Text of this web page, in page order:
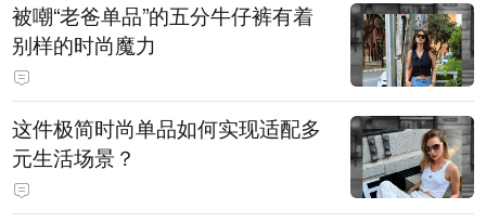
被嘲“老爸单品”的五分牛仔裤有着
别样的时尚魔力
这件极简时尚单品如何实现适配多
元生活场景？